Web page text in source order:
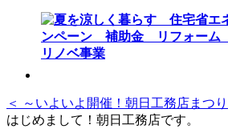
＜ ～いよいよ開催！朝日工務店まつ
はじめまして！朝日工務店です。